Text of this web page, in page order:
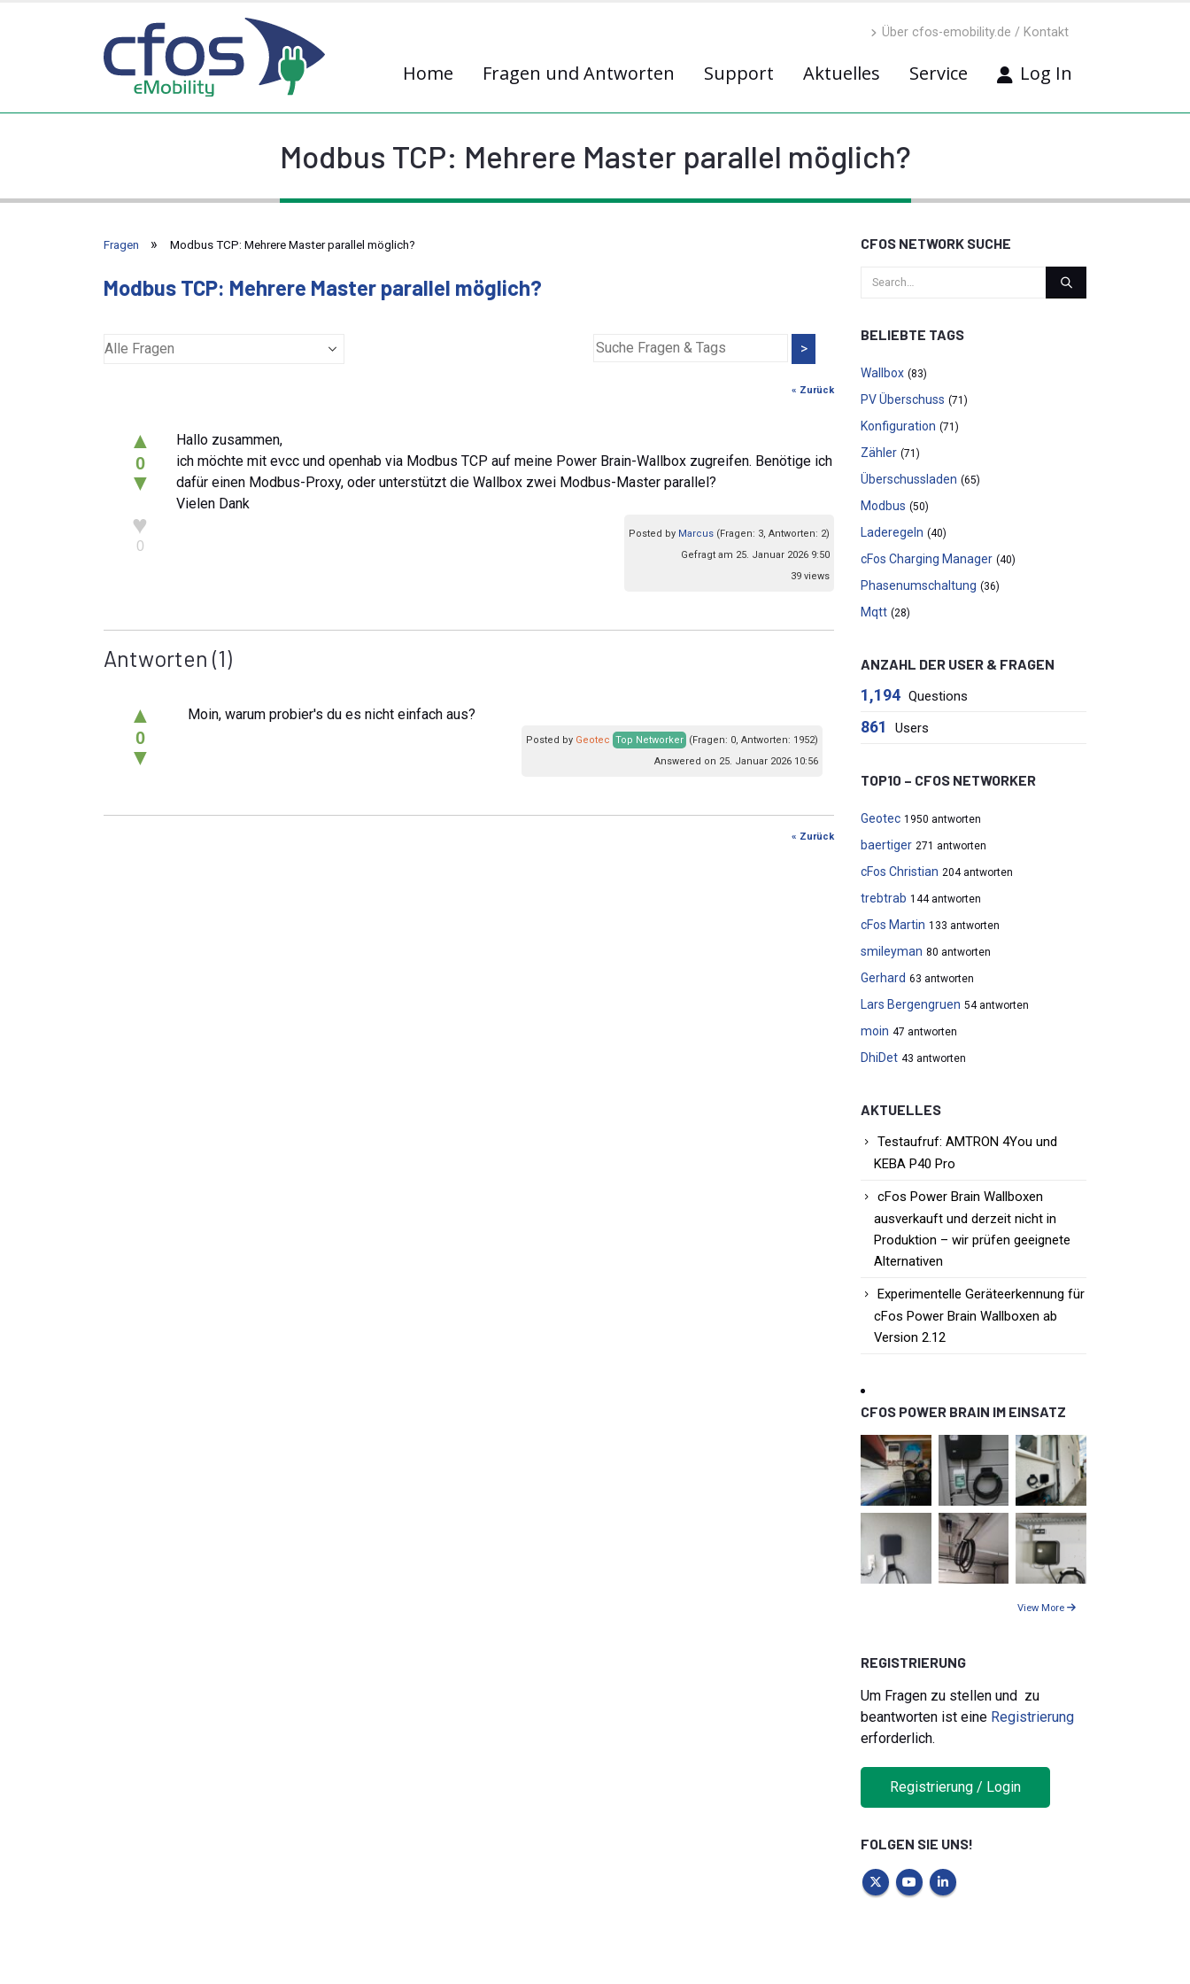
Über cfos-emobility.de / Kontakt
Home Fragen und Antworten Support Aktuelles Service Log In
Modbus TCP: Mehrere Master parallel möglich?
Fragen Modbus TCP: Mehrere Master parallel möglich?
Modbus TCP: Mehrere Master parallel möglich?
>
« Zurück
▲
0
▼
♥
0
Hallo zusammen,
ich möchte mit evcc und openhab via Modbus TCP auf meine Power Brain-Wallbox zugreifen. Benötige ich
dafür einen Modbus-Proxy, oder unterstützt die Wallbox zwei Modbus-Master parallel?
Vielen Dank
Posted by Marcus (Fragen: 3, Antworten: 2)
Gefragt am 25. Januar 2026 9:50
39 views
Antworten (1)
▲
0
▼
Moin, warum probier's du es nicht einfach aus?
Posted by Geotec Top Networker (Fragen: 0, Antworten: 1952)
Answered on 25. Januar 2026 10:56
« Zurück
CFOS NETWORK SUCHE
BELIEBTE TAGS
Wallbox (83)
PV Überschuss (71)
Konfiguration (71)
Zähler (71)
Überschussladen (65)
Modbus (50)
Laderegeln (40)
cFos Charging Manager (40)
Phasenumschaltung (36)
Mqtt (28)
ANZAHL DER USER & FRAGEN
1,194 Questions
861 Users
TOP10 – CFOS NETWORKER
Geotec 1950 antworten
baertiger 271 antworten
cFos Christian 204 antworten
trebtrab 144 antworten
cFos Martin 133 antworten
smileyman 80 antworten
Gerhard 63 antworten
Lars Bergengruen 54 antworten
moin 47 antworten
DhiDet 43 antworten
AKTUELLES
Testaufruf: AMTRON 4You und
KEBA P40 Pro
cFos Power Brain Wallboxen
ausverkauft und derzeit nicht in
Produktion – wir prüfen geeignete
Alternativen
Experimentelle Geräteerkennung für
cFos Power Brain Wallboxen ab
Version 2.12
CFOS POWER BRAIN IM EINSATZ
View More
REGISTRIERUNG
Um Fragen zu stellen und zu
beantworten ist eine Registrierung
erforderlich.
Registrierung / Login
FOLGEN SIE UNS!